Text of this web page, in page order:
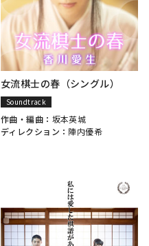
女流棋士の春（シングル）
Soundtrack
作曲・編曲： 坂本英城
ディレクション： 陣内優希